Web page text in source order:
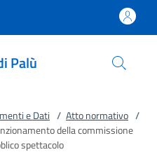
Palù
e Dati / Atto normativo /
della commissione
spettacolo